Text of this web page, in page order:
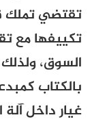
قدرات فتية
تقلبات
ينبغي
لا
الإنتاج.